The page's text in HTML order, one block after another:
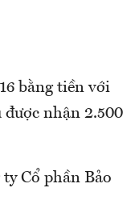
bằng tiền với
được nhận 2.500
Cổ phần Bảo